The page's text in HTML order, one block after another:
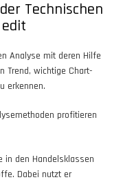
Technischen
Analyse mit deren Hilfe
Trend, wichtige Chart-
erkennen.
profitieren
in den Handelsklassen
Dabei nutzt er